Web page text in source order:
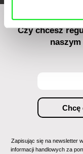
Czy chcesz
Zapisując się na newsletter
informacji handlowych za